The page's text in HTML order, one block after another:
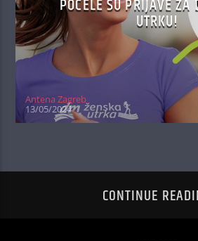
POČELE SU PRIJAVE
UTRKU!
Antena Zagreb
13/05/2024
CONTINUE